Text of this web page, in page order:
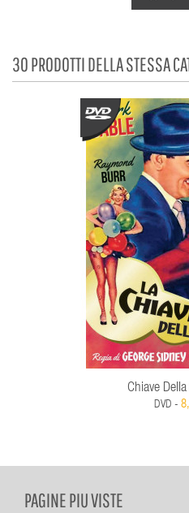
30 PRODOTTI DELLA STESSA
Chiave
DVD -
PAGINE PIU VISTE